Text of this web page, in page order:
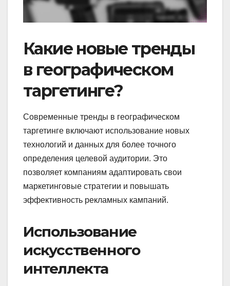
Какие новые тренды
в географическом
таргетинге?
Современные тренды в географическом
таргетинге включают использование новых
технологий и данных для более точного
определения целевой аудитории. Это
позволяет компаниям адаптировать свои
маркетинговые стратегии и повышать
эффективность рекламных кампаний.
Использование
искусственного
интеллекта